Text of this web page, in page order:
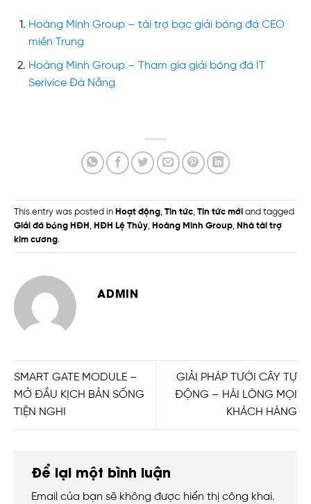
Hoàng Minh Group – tài trợ bạc giải bóng đá CEO
miền Trung
Hoàng Minh Group – Tham gia giải bóng đá IT
Serivice Đà Nẵng
This entry was posted in Hoạt động, Tin tức, Tin tức mới and tagged
Giải đá bóng HĐH , HĐH Lệ Thủy, Hoàng Minh Group, Nhà tài trợ
kim cương.
ADMIN
SMART GATE MODULE –
MỞ ĐẦU KỊCH BẢN SỐNG
TIỆN NGHI
GIẢI PHÁP TƯỚI CÂY TỰ
ĐỘNG – HÀI LÒNG MỌI
KHÁCH HÀNG
Để lại một bình luận
Email của bạn sẽ không được hiển thị công khai.